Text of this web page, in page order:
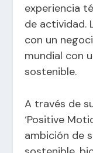
experiencia
de actividad.
con un
mundial con
sostenible.
A través de
‘Positive
ambición de